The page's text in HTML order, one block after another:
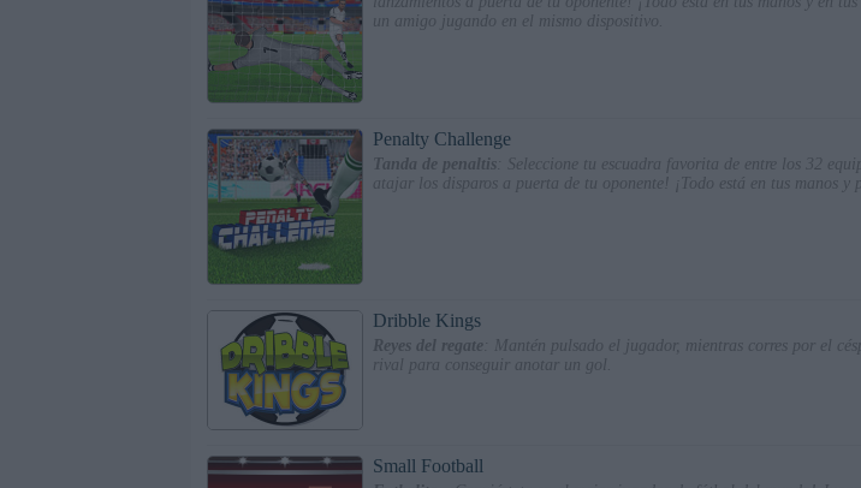
un amigo jugando en el mismo dispositivo.
Penalty Challenge
Tanda de penaltis : Seleccione tu escuadra favorita de entre los 32
atajar los disparos a puerta de tu oponente! ¡Todo está en tus manos y
Dribble Kings
Reyes del regate : Mantén pulsado el jugador, mientras corres por el
rival para conseguir anotar un gol.
Small Football